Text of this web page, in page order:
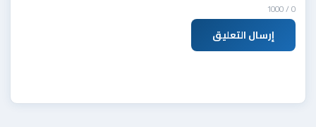
0
/ 1000
إرسال التعليق